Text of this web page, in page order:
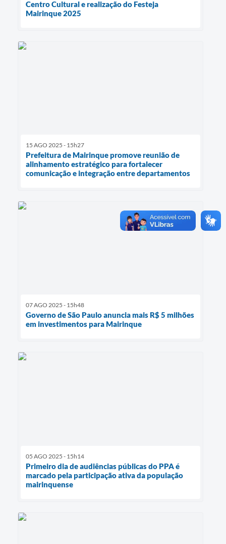
Centro Cultural e realização do Festeja
Mairinque 2025
15 AGO 2025 - 15h27
Prefeitura de Mairinque promove reunião de
alinhamento estratégico para fortalecer
comunicação e integração entre departamentos
07 AGO 2025 - 15h48
Governo de São Paulo anuncia mais R$ 5 milhões
em investimentos para Mairinque
05 AGO 2025 - 15h14
Primeiro dia de audiências públicas do PPA é
marcado pela participação ativa da população
mairinquense